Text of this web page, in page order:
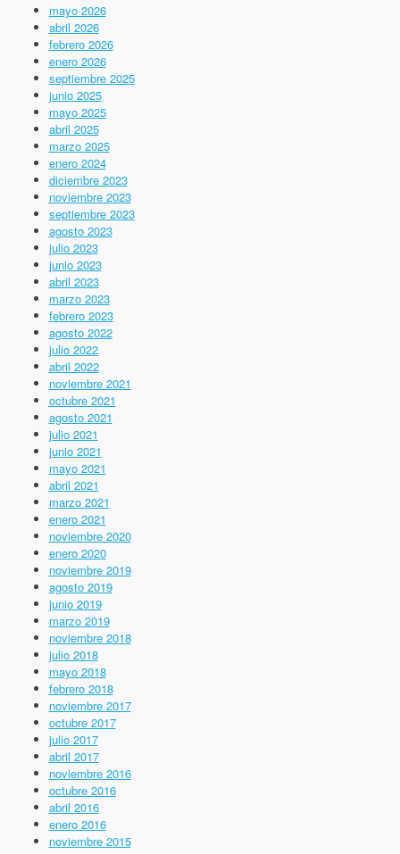
mayo 2026
abril 2026
febrero 2026
enero 2026
septiembre 2025
junio 2025
mayo 2025
abril 2025
marzo 2025
enero 2024
diciembre 2023
noviembre 2023
septiembre 2023
agosto 2023
julio 2023
junio 2023
abril 2023
marzo 2023
febrero 2023
agosto 2022
julio 2022
abril 2022
noviembre 2021
octubre 2021
agosto 2021
julio 2021
junio 2021
mayo 2021
abril 2021
marzo 2021
enero 2021
noviembre 2020
enero 2020
noviembre 2019
agosto 2019
junio 2019
marzo 2019
noviembre 2018
julio 2018
mayo 2018
febrero 2018
noviembre 2017
octubre 2017
julio 2017
abril 2017
noviembre 2016
octubre 2016
abril 2016
enero 2016
noviembre 2015